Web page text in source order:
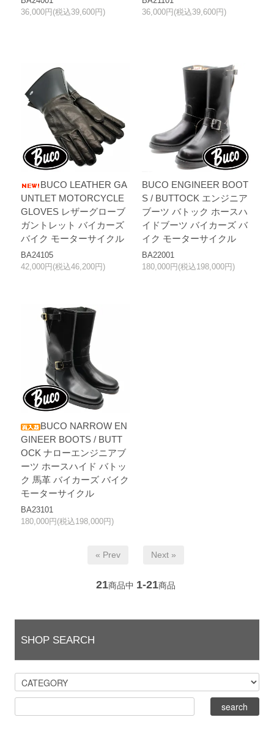
36,000円(税込39,600円)
36,000円(税込39,600円)
BUCO LEATHER GA
UNTLET MOTORCYCLE
GLOVES レザーグローブ
ガントレット バイカーズ
バイク モーターサイクル
BA24105
42,000円(税込46,200円)
BUCO ENGINEER BOOT
S / BUTTOCK エンジニア
ブーツ バトック ホースハ
イドブーツ バイカーズ バ
イク モーターサイクル
BA22001
180,000円(税込198,000円)
BUCO NARROW EN
GINEER BOOTS / BUTT
OCK ナローエンジニアブ
ーツ ホースハイド バトッ
ク 馬革 バイカーズ バイク
モーターサイクル
BA23101
180,000円(税込198,000円)
« Prev Next »
21商品中 1-21商品
SHOP SEARCH